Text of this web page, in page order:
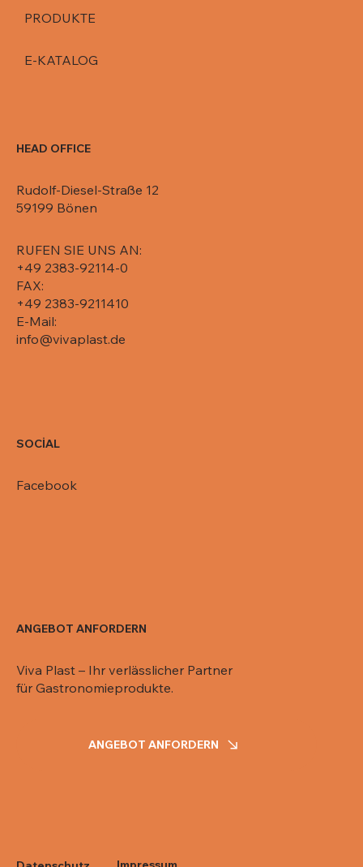
PRODUKTE
E-KATALOG
HEAD OFFICE
Rudolf-Diesel-Straße 12
59199 Bönen
RUFEN SIE UNS AN:
+49 2383-92114-0
FAX:
+49 2383-9211410
E-Mail:
info@vivaplast.de
SOCİAL
Facebook
ANGEBOT ANFORDERN
Viva Plast – Ihr verlässlicher Partner
für Gastronomieprodukte.
ANGEBOT ANFORDERN